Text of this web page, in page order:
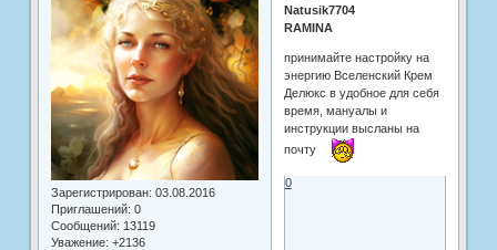
Зарегистрирован: 03.08.2016
Приглашений: 0
Сообщений: 13119
Уважение: +2136
Natusik7704
RAMINA
принимайте настройку на
энергию Вселенский Крем
Делюкс в удобное для себя
время, мануалы и
инструкции высланы на
почту
0